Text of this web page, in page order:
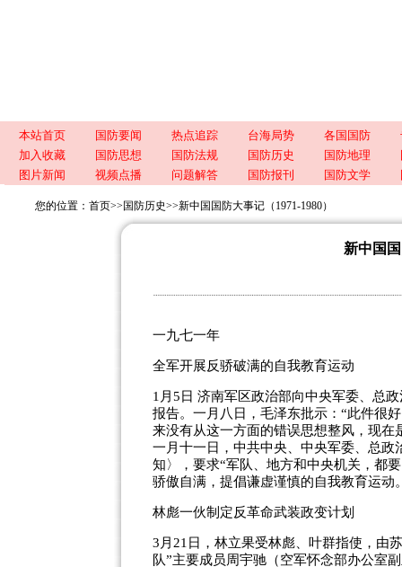
本站首页 国防要闻 热点追踪 台海局势 各国国防
加入收藏
国防思想 国防法规 国防历史 国防地理
图片新闻
视频点播 问题解答 国防报刊 国防文学
您的位置： 首页>> 国防历史>>新中国国防大事记（1971-1980）
新中国
一九七一年
全军开展反骄破满的自我教育运动
1月5日 济南军区政治部向中央军委、总
报告。一月八日，毛泽东批示：“此件很
来没有从这一方面的错误思想整风，现
一月十一日，中共中央、中央军委、总
知〉，要求“军队、地方和中央机关，都
骄傲自满，提倡谦虚谨慎的自我教育运
林彪一伙制定反革命武装政变计划
3月21日，林立果受林彪、叶群指使，由
队”主要成员周宇驰（空军怀念部办公室